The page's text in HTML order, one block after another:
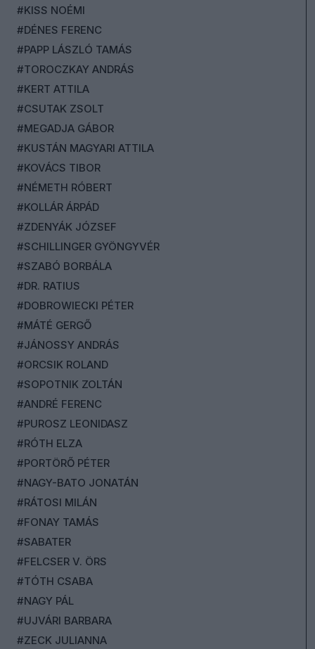
#KISS NOÉMI
#DÉNES FERENC
#PAPP LÁSZLÓ TAMÁS
#TOROCZKAY ANDRÁS
#KERT ATTILA
#CSUTAK ZSOLT
#MEGADJA GÁBOR
#KUSTÁN MAGYARI ATTILA
#KOVÁCS TIBOR
#NÉMETH RÓBERT
#KOLLÁR ÁRPÁD
#ZDENYÁK JÓZSEF
#SCHILLINGER GYÖNGYVÉR
#SZABÓ BORBÁLA
#DR. RATIUS
#DOBROWIECKI PÉTER
#MÁTÉ GERGŐ
#JÁNOSSY ANDRÁS
#ORCSIK ROLAND
#SOPOTNIK ZOLTÁN
#ANDRÉ FERENC
#PUROSZ LEONIDASZ
#RÓTH ELZA
#PORTÖRŐ PÉTER
#NAGY-BATO JONATÁN
#RÁTOSI MILÁN
#FONAY TAMÁS
#SABATER
#FELCSER V. ÖRS
#TÓTH CSABA
#NAGY PÁL
#UJVÁRI BARBARA
#ZECK JULIANNA